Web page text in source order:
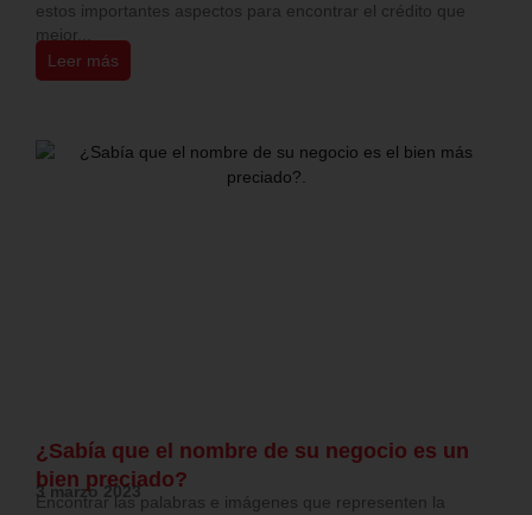
estos importantes aspectos para encontrar el crédito que
mejor...
Leer más
¿Sabía que el nombre de su negocio es un
bien preciado?
3 marzo 2023
Encontrar las palabras e imágenes que representen la